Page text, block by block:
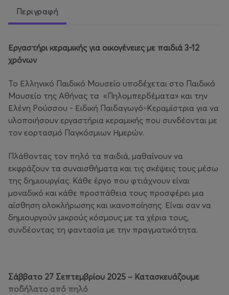
Περιγραφή
Εργαστήρι κεραμικής για οικογένειες με παιδιά 3-12
χρόνων
Το Ελληνικό Παιδικό Μουσείο υποδέχεται στο Παιδικό
Μουσείο της Αθήνας τα «Πηλομπερδέματα» και την
Ελένη Ρούσσου - Ειδική Παιδαγωγό-Κεραμίστρια για να
υλοποιήσουν εργαστήρια κεραμικής που συνδέονται με
τον εορτασμό Παγκόσμιων Ημερών.
Πλάθοντας τον πηλό τα παιδιά, μαθαίνουν να
εκφράζουν τα συναισθήματα και τις σκέψεις τους μέσω
της δημιουργίας. Κάθε έργο που φτιάχνουν είναι
μοναδικό και κάθε προσπάθεια τους προσφέρει μια
αίσθηση ολοκλήρωσης και ικανοποίησης. Είναι σαν να
δημιουργούν μικρούς κόσμους με τα χέρια τους,
συνδέοντας τη φαντασία με την πραγματικότητα.
Σάββατο 27 Σεπτεμβρίου 2025 – Κατασκευάζουμε
ποδήλατο από πηλό